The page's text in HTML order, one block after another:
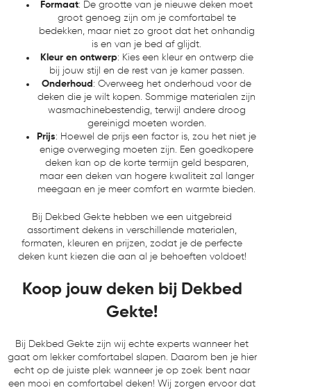
Formaat: De grootte van je nieuwe deken moet
groot genoeg zijn om je comfortabel te
bedekken, maar niet zo groot dat het onhandig
is en van je bed af glijdt.
Kleur en ontwerp: Kies een kleur en ontwerp die
bij jouw stijl en de rest van je kamer passen.
Onderhoud : Overweeg het onderhoud voor de
deken die je wilt kopen. Sommige materialen zijn
wasmachinebestendig, terwijl andere droog
gereinigd moeten worden.
Prijs: Hoewel de prijs een factor is, zou het niet je
enige overweging moeten zijn. Een goedkopere
deken kan op de korte termijn geld besparen,
maar een deken van hogere kwaliteit zal langer
meegaan en je meer comfort en warmte bieden.
Bij Dekbed Gekte hebben we een uitgebreid
assortiment dekens in verschillende materialen,
formaten, kleuren en prijzen, zodat je de perfecte
deken kunt kiezen die aan al je behoeften voldoet!
Koop jouw deken bij Dekbed
Gekte!
Bij Dekbed Gekte zijn wij echte experts wanneer het
gaat om lekker comfortabel slapen. Daarom ben je hier
echt op de juiste plek wanneer je op zoek bent naar
een mooi en comfortabel deken! Wij zorgen ervoor dat